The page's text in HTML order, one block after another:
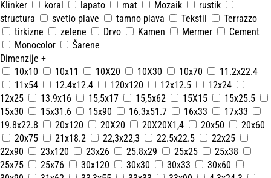
Klinker
koral lapato mat Mozaik
rustik
structura
svetlo plave tamno plava Tekstil
Terrazzo
tirkizne
zelene Drvo Kamen Mermer
Cement
Monocolor
Šarene
Dimenzije +
10x10
10x11 10X20 10X30 10x70
11.2x22.4
11x54
12.4x12.4 120x120 12x12.5
12x24
12x25
13.9x16 15,5x17 15,5x62 15X15
15x25.5
15x30
15x31.6 15x90 16.3x51.7 16x33
17x33
19.8x22.8
20x120 20X20 20X20X1,4 20x50
20x60
20x75
21x18.2 22,3x22,3 22.5x22.5
22x25
22x90
23x120 23x26 25.8x29 25x25
25x38
25x75
25x76 30x120 30x30 30x33
30x60